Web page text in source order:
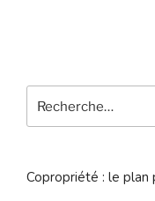
pour
Copropriété : le plan